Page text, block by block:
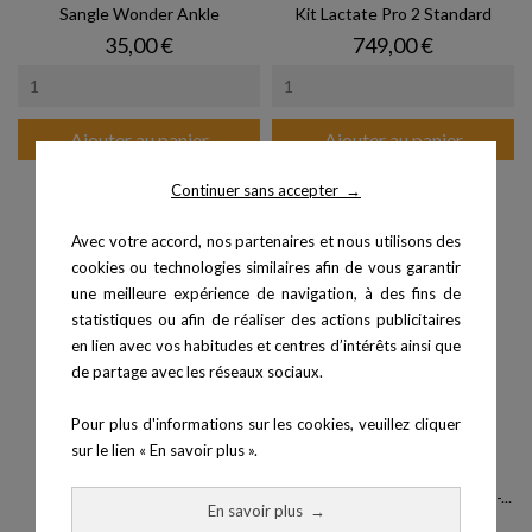
Continuer sans accepter →
Avec votre accord, nos partenaires et nous utilisons des
cookies ou technologies similaires afin de vous garantir
une meilleure expérience de navigation, à des fins de
statistiques ou afin de réaliser des actions publicitaires
en lien avec vos habitudes et centres d’intérêts ainsi que
de partage avec les réseaux sociaux.
Pour plus d'informations sur les cookies, veuillez cliquer
sur le lien « En savoir plus ».
En savoir plus →
Sangle Wonder Ankle
Prix
35,00 €
Ajouter au panier
Kit Lactate Pro 2 Standard
Prix
749,00 €
Ajouter au panier
Boite de 60 Turbines FlowMir -...